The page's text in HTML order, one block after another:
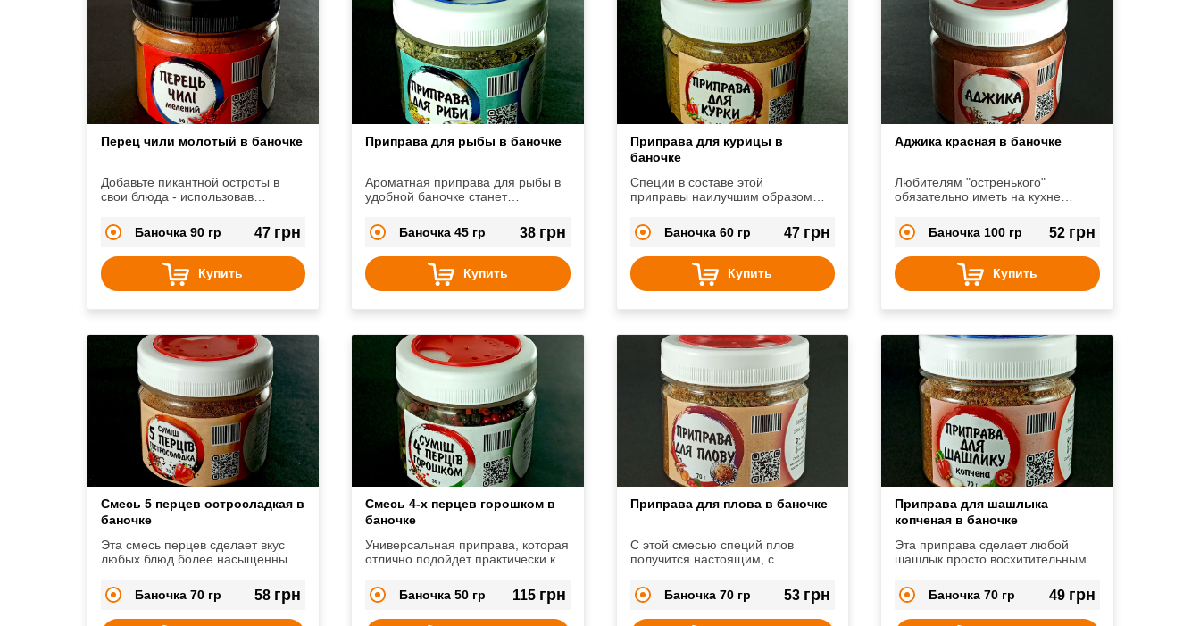
Перец чили молотый в баночке
Добавьте пикантной остроты в
свои блюда - использовав
Баночка 90 гр
47 грн
Купить
Приправа для рыбы в баночке
Ароматная приправа для рыбы в
удобной баночке станет
вашей кухне.
Баночка 45 гр 38 грн
Купить
Приправа для курицы в
баночке
Специи в составе этой
приправы наилучшим образом
сделают вкус и аромат курицы
более насыщенным.
Баночка 60 гр 47 грн
Купить
Аджика красная в баночке
Любителям "остренького"
обязательно иметь на кухне
Баночка 100 гр
52 грн
Купить
Смесь 5 перцев остросладкая в
баночке
Эта смесь перцев сделает вкус
любых блюд более насыщенным
Баночка 70 гр
58 грн
Смесь 4-х перцев горошком в
баночке
Универсальная приправа, которая
отлично подойдет практически к
Баночка 50 гр
115 грн
Приправа для плова в баночке
С этой смесью специй плов
получится настоящим, с
нотками.Баночка 70 гр 53 грн
Приправа для шашлыка
копченая в баночке
Эта приправа сделает любой
шашлык просто восхитительным и
дымка.Баночка 70 гр 49 грн